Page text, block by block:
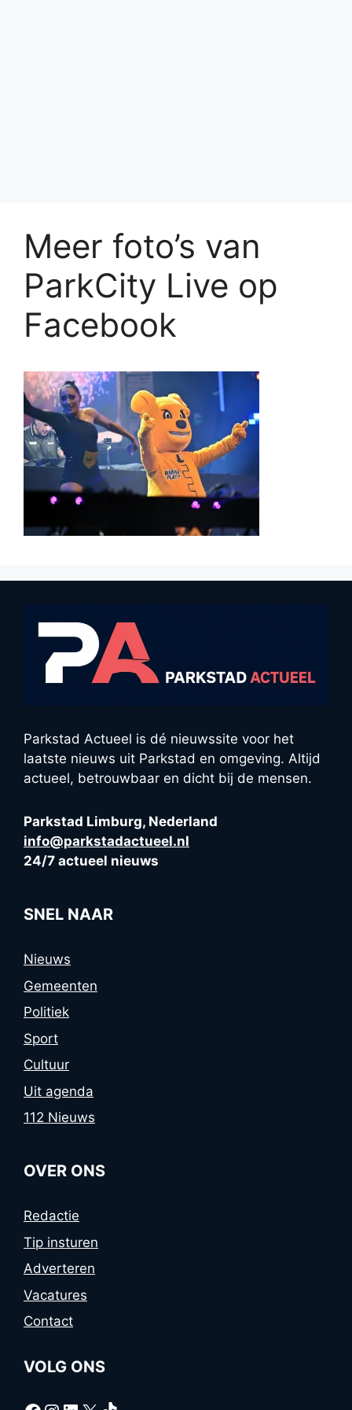
Meer foto’s van
ParkCity Live op
Facebook
Parkstad Actueel is dé nieuwssite voor het
laatste nieuws uit Parkstad en omgeving. Altijd
actueel, betrouwbaar en dicht bij de mensen.
Parkstad Limburg, Nederland
info@parkstadactueel.nl
24/7 actueel nieuws
SNEL NAAR
Nieuws
Gemeenten
Politiek
Sport
Cultuur
Uit agenda
112 Nieuws
OVER ONS
Redactie
Tip insturen
Adverteren
Vacatures
Contact
VOLG ONS